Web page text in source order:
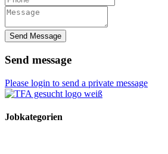
Send Message
Send message
Please login to send a private message
Jobkategorien